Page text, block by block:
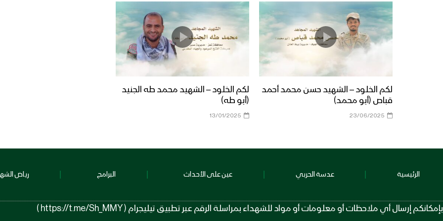
لكم الخلود – الشهيد حسن محمد أحمد
قباص (أبو محمد)
23/06/2025
لكم الخلود – الشهيد محمد طه الجنيد
(أبو طه)
13/01/2025
الرئيسية عدسة الحربي عين على الأحداث البرامج رياض
بإمكانكم إرسال أي ملاحظات أو معلومات أو مواد للشهداء بمراسلة الرقم عبر تطبيق تيليجرام ( https://t.me/Sh_MMY )